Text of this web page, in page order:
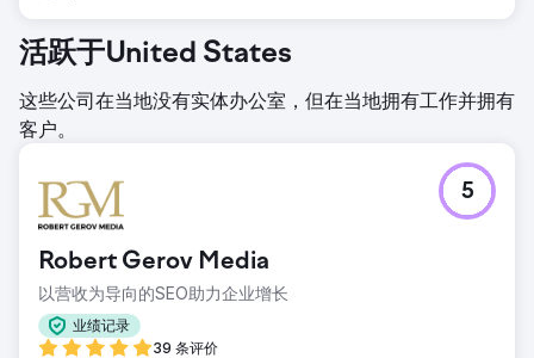
活跃于United States
这些公司在当地没有实体办公室，但在当地拥有工作并拥有
客户。
Robert Gerov Media
以营收为导向的SEO助力企业增长
业绩记录
39 条评价
5